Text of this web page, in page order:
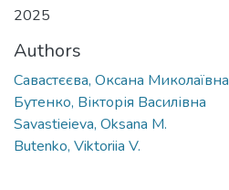
2025
Authors
Савастєєва, Оксана Миколаївна
Бутенко, Вікторія Василівна
Savastieieva, Oksana M.
Butenko, Viktoriia V.